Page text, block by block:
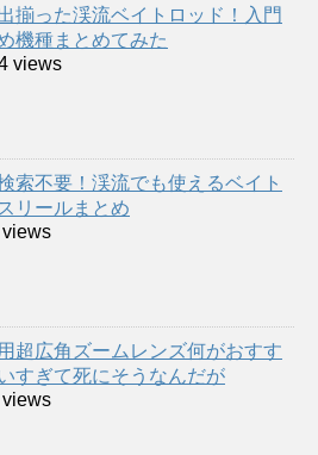
揃った渓流ベイトロッド！入門
機種まとめてみた
views
索不要！渓流でも使えるベイト
リールまとめ
超広角ズームレンズ何がおすす
すぎて死にそうなんだが